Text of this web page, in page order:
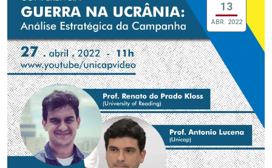
13
ABR. 2022